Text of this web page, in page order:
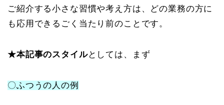
ご紹介する小さな習慣や考え方は、どの業務の方に
も応用できるごく当たり前のことです。
★本記事のスタイルとしては、まず
〇ふつうの人の例